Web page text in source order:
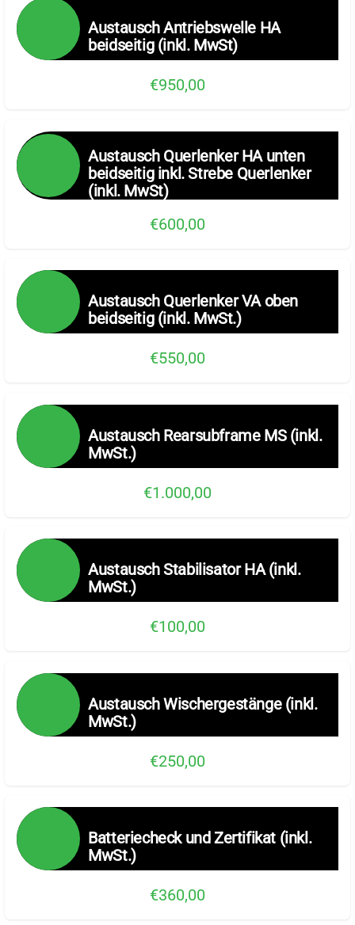
Austausch Antriebswelle HA
beidseitig (inkl. MwSt)
€950,00
Austausch Querlenker HA unten
beidseitig inkl. Strebe Querlenker
(inkl. MwSt)
€600,00
Austausch Querlenker VA oben
beidseitig (inkl. MwSt.)
€550,00
Austausch Rearsubframe MS (inkl.
MwSt.)
€1.000,00
Austausch Stabilisator HA (inkl.
MwSt.)
€100,00
Austausch Wischergestänge (inkl.
MwSt.)
€250,00
Batteriecheck und Zertifikat (inkl.
MwSt.)
€360,00